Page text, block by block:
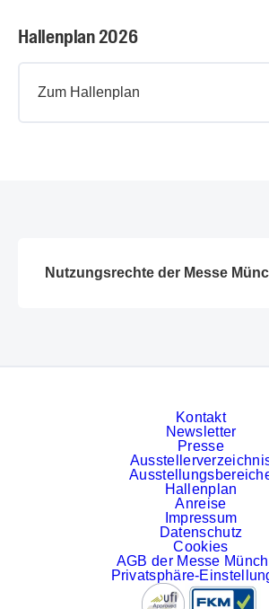
Hallenplan 2026
Zum Hallenplan
Nutzungsrechte der Messe
Kontakt
Newsletter
Presse
Hallenplan
Anreise
Impressum
Datenschutz
Cookies
AGB der Messe
Privatsphäre-